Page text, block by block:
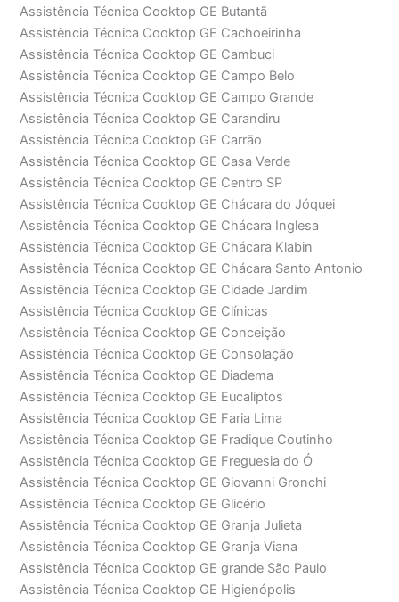
Assistência Técnica Cooktop GE Butantã
Assistência Técnica Cooktop GE Cachoeirinha
Assistência Técnica Cooktop GE Cambuci
Assistência Técnica Cooktop GE Campo Belo
Assistência Técnica Cooktop GE Campo Grande
Assistência Técnica Cooktop GE Carandiru
Assistência Técnica Cooktop GE Carrão
Assistência Técnica Cooktop GE Casa Verde
Assistência Técnica Cooktop GE Centro SP
Assistência Técnica Cooktop GE Chácara do Jóquei
Assistência Técnica Cooktop GE Chácara Inglesa
Assistência Técnica Cooktop GE Chácara Klabin
Assistência Técnica Cooktop GE Chácara Santo Antonio
Assistência Técnica Cooktop GE Cidade Jardim
Assistência Técnica Cooktop GE Clínicas
Assistência Técnica Cooktop GE Conceição
Assistência Técnica Cooktop GE Consolação
Assistência Técnica Cooktop GE Diadema
Assistência Técnica Cooktop GE Eucaliptos
Assistência Técnica Cooktop GE Faria Lima
Assistência Técnica Cooktop GE Fradique Coutinho
Assistência Técnica Cooktop GE Freguesia do Ó
Assistência Técnica Cooktop GE Giovanni Gronchi
Assistência Técnica Cooktop GE Glicério
Assistência Técnica Cooktop GE Granja Julieta
Assistência Técnica Cooktop GE Granja Viana
Assistência Técnica Cooktop GE grande São Paulo
Assistência Técnica Cooktop GE Higienópolis